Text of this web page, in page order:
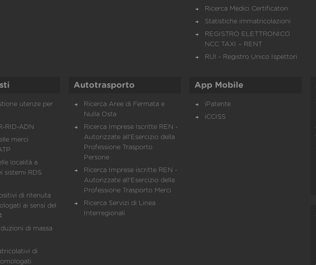
Ricerca Medici Certificatori
Statistiche immatricolazioni
REGISTRO ELETTRONICO
NCC TAXI – RENT
RUI - Registro Unico Ispettori
utenze per
RID-ADN
merci
località a
sistemi RDS
di ritenuta
ai sensi del
di massa
di
Autotrasporto
Ricerca Aree di Fermata e
Nulla Osta
Ricerca Imprese Iscritte REN -
Autorizzate all'Esercizio della
Professione Trasporto
Persone
Ricerca Imprese iscritte REN -
Autorizzate all'Esercizio della
Professione Trasporto Merci
Ricerca Servizi di Linea
Interregionali
App Mobile
iPatente
iCCISS